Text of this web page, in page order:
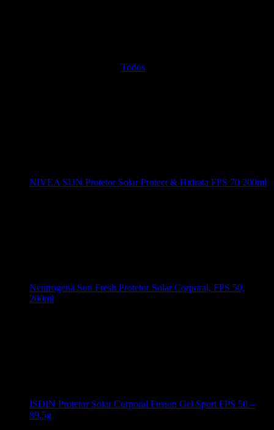
Todos
NIVEA SUN Protetor Solar Protect & Hidrata FPS 70 200ml
Neutrogena Sun Fresh Protetor Solar Corporal, FPS 50,
200ml
ISDIN Protetor Solar Corporal Fusion Gel Sport FPS 50 –
89,5g